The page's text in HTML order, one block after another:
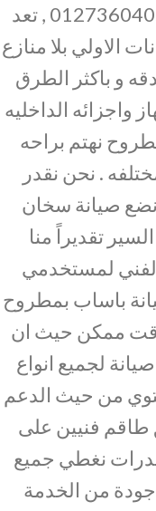
رقم صيانة باساب بمطروح 01273604050 , تعد
الاولي بلا منازع
و باكثر الطرق
واجزائه الداخليه
نهتم براحه
. نحن نقدر
صيانة سخان
تقديراً منا
الفني لمستخدمي
باساب بمطروح
ممكن حيث ان
لجميع انواع
من حيث الدعم
طاقم فنيين على
نغطي جميع
من الخدمة